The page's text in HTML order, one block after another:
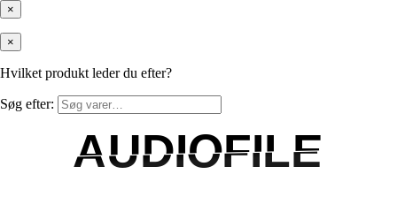
×
×
Hvilket produkt leder du efter?
Søg efter:
AUDIOFILE
AUDIOFILE